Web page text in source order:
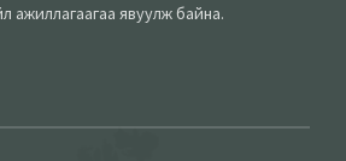
ажиллагаагаа явуулж байна.